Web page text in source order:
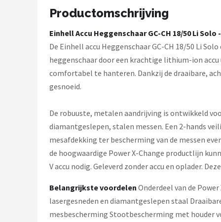
Synx Tools
Productomschrijving
Einhell Accu Heggenschaar GC-CH 18/50 Li Solo
De Einhell accu Heggenschaar GC-CH 18/50 Li
heggenschaar door een krachtige lithium-ion
comfortabel te hanteren. Dankzij de draaibare,
gesnoeid.
De robuuste, metalen aandrijving is ontwikkeld
diamantgeslepen, stalen messen. Een 2-hands
mesafdekking ter bescherming van de messen
de hoogwaardige Power X-Change productlijn
V accu nodig. Geleverd zonder accu en oplader.
Belangrijkste voordelen Onderdeel van de
lasergesneden en diamantgeslepen staal
mesbescherming Stootbescherming met houder